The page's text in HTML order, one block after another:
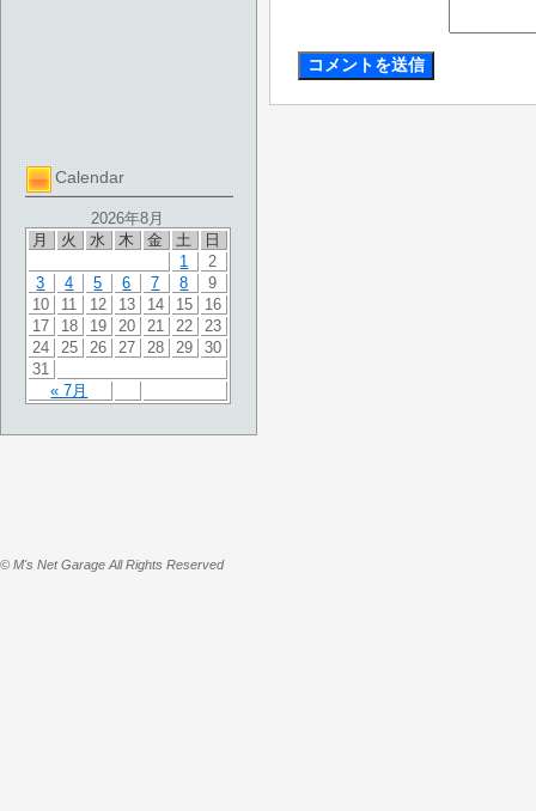
Calendar
2026年8月
月
火 水 木 金 土 日
« 7月
1
2
3
4 5 6 7 8
9
10
11 12 13 14 15
16
17
18 19 20 21 22
23
24
25 26 27 28 29
30
31
© M's Net Garage All Rights Reserved